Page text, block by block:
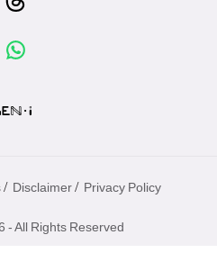
/ Disclaimer / Privacy Policy
- All Rights Reserved